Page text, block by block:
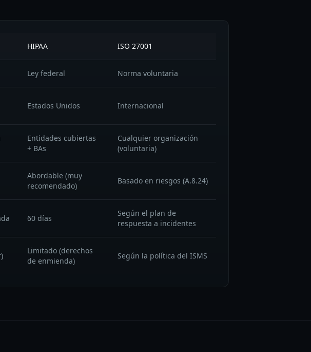
HIPAA ISO 27001
Ley federal Norma voluntaria
Estados Unidos Internacional
Entidades cubiertas
+ BAs
Cualquier organización
(voluntaria)
Abordable (muy
recomendado)
Basado en riesgos (A.8.24)
60 días
Según el plan de
respuesta a incidentes
Limitado (derechos
de enmienda)
Según la política del ISMS